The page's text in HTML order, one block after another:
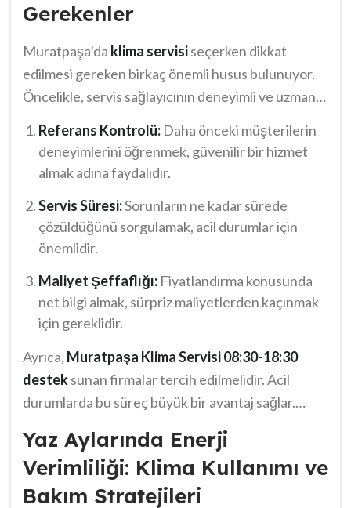
oynadığını belirtmektedir. Bunun yanı sıra,
kavuşturmak için fatura kontrolü gibi adımlar
atabilir. Ancak, karmaşık arızalardaklimaarıza
kodlarını anlamak oldukça faydalıdır. Ayrıca,08:30-
18:30 destekalabileceğiniz servislerin varlığı,
sürecin daha verimli geçmesini sağlar.
Gerekenler
Muratpaşa’da klima servisiseçerken dikkat
edilmesi gereken birkaç önemli husus bulunuyor.
Öncelikle, servis sağlayıcının deneyimli ve uzman
çözülmesini sağlar.
Referans Kontrolü: Daha önceki müşterilerin
deneyimlerini öğrenmek, güvenilir bir hizmet
almak adına faydalıdır.
Servis Süresi:Sorunların ne kadar sürede
çözüldüğünü sorgulamak, acil durumlar için
önemlidir.
Maliyet Şeffaflığı: Fiyatlandırma konusunda
net bilgi almak, sürpriz maliyetlerden kaçınmak
için gereklidir.
Ayrıca, Muratpaşa Klima Servisi 08:30-18:30
desteksunan firmalar tercih edilmelidir. Acil
durumlarda bu süreç büyük bir avantaj sağlar.
yazın serin, kışın ise sıcak bir ortam sunar. Bu
nedenlerle, doğru seçim yapmak oldukça
mühimdir.
Yaz Aylarında Enerji
Verimliliği: Klima Kullanımı ve
Bakım Stratejileri